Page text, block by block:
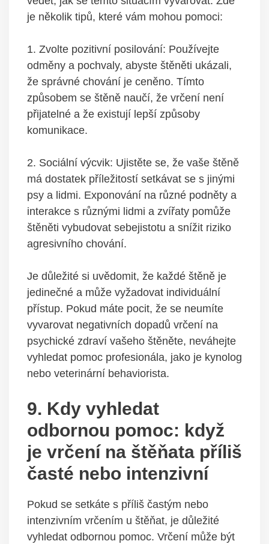
je několik tipů, které‍ vám ‌mohou⁣ pomoci:
1. ‌Zvolte‌ pozitivní‌ posilování: Používejte⁣
odměny a pochvaly, abyste štěněti ukázali,⁤
že správné chování‍ je ceněno.⁣ Tímto
způsobem⁣ se štěně naučí, že vrčení není
přijatelné a že existují lepší​ způsoby
komunikace.
2. Sociální ‍výcvik: Ujistěte se, že ‍vaše ​štěně
má⁣ dostatek příležitostí setkávat se s jinými
psy a‌ lidmi. ⁤Exponování na různé podněty a
interakce s různými lidmi a zvířaty pomůže⁢
štěněti vybudovat sebejistotu‍ a snížit riziko
‌agresivního chování.
Je⁢ důležité ‍si uvědomit, že každé ⁤štěně je
jedinečné‌ a může vyžadovat ‍individuální
přístup. ⁣Pokud máte pocit, že se ⁤neumíte
vyvarovat negativních⁤ dopadů vrčení na
psychické⁣ zdraví ⁤vašeho⁢ štěněte, neváhejte⁤
vyhledat pomoc profesionála, jako je kynolog
⁣nebo veterinární behaviorista.
9.‍ Kdy vyhledat
odbornou pomoc: když
⁤je vrčení na štěňata příliš
časté⁣ nebo⁣ intenzivní
Pokud se ⁣setkáte s ‍příliš častým nebo
intenzivním vrčením u štěňat, je⁣ důležité
vyhledat⁤ odbornou pomoc. Vrčení může ‍být